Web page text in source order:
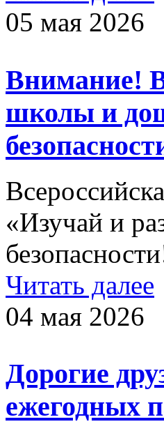
05 мая 2026
Внимание!
школы и
«Изучай и
Читать далее
04 мая 2026
Дорогие
ежегодных